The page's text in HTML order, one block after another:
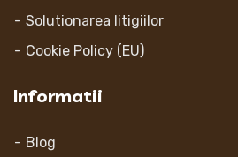
Solutionarea litigiilor
Cookie Policy (EU)
Informatii
Blog